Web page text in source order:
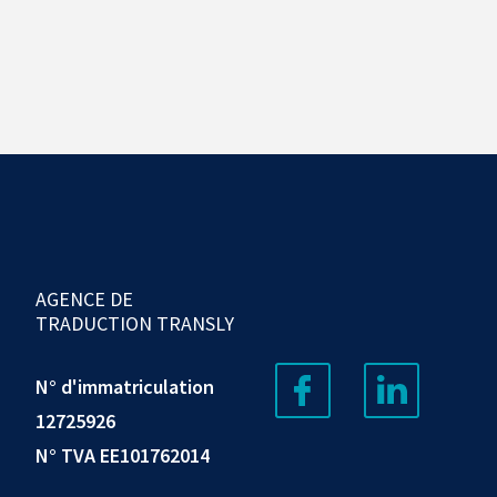
AGENCE DE
TRADUCTION TRANSLY
N° d'immatriculation
12725926
N° TVA EE101762014